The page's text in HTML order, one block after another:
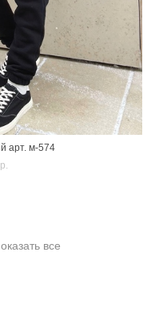
арт. м-574
все